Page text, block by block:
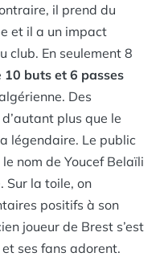
il prend du
et il a un impact
club. En seulement 8
10 buts et 6 passes
Des
plus que le
légendaire. Le public
nom de Youcef Belaïli
Sur la toile, on
positifs à son
joueur de Brest s’est
ses fans adorent.